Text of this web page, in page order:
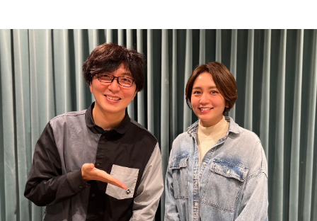
イベント・グッズ
YouTube
会社情報